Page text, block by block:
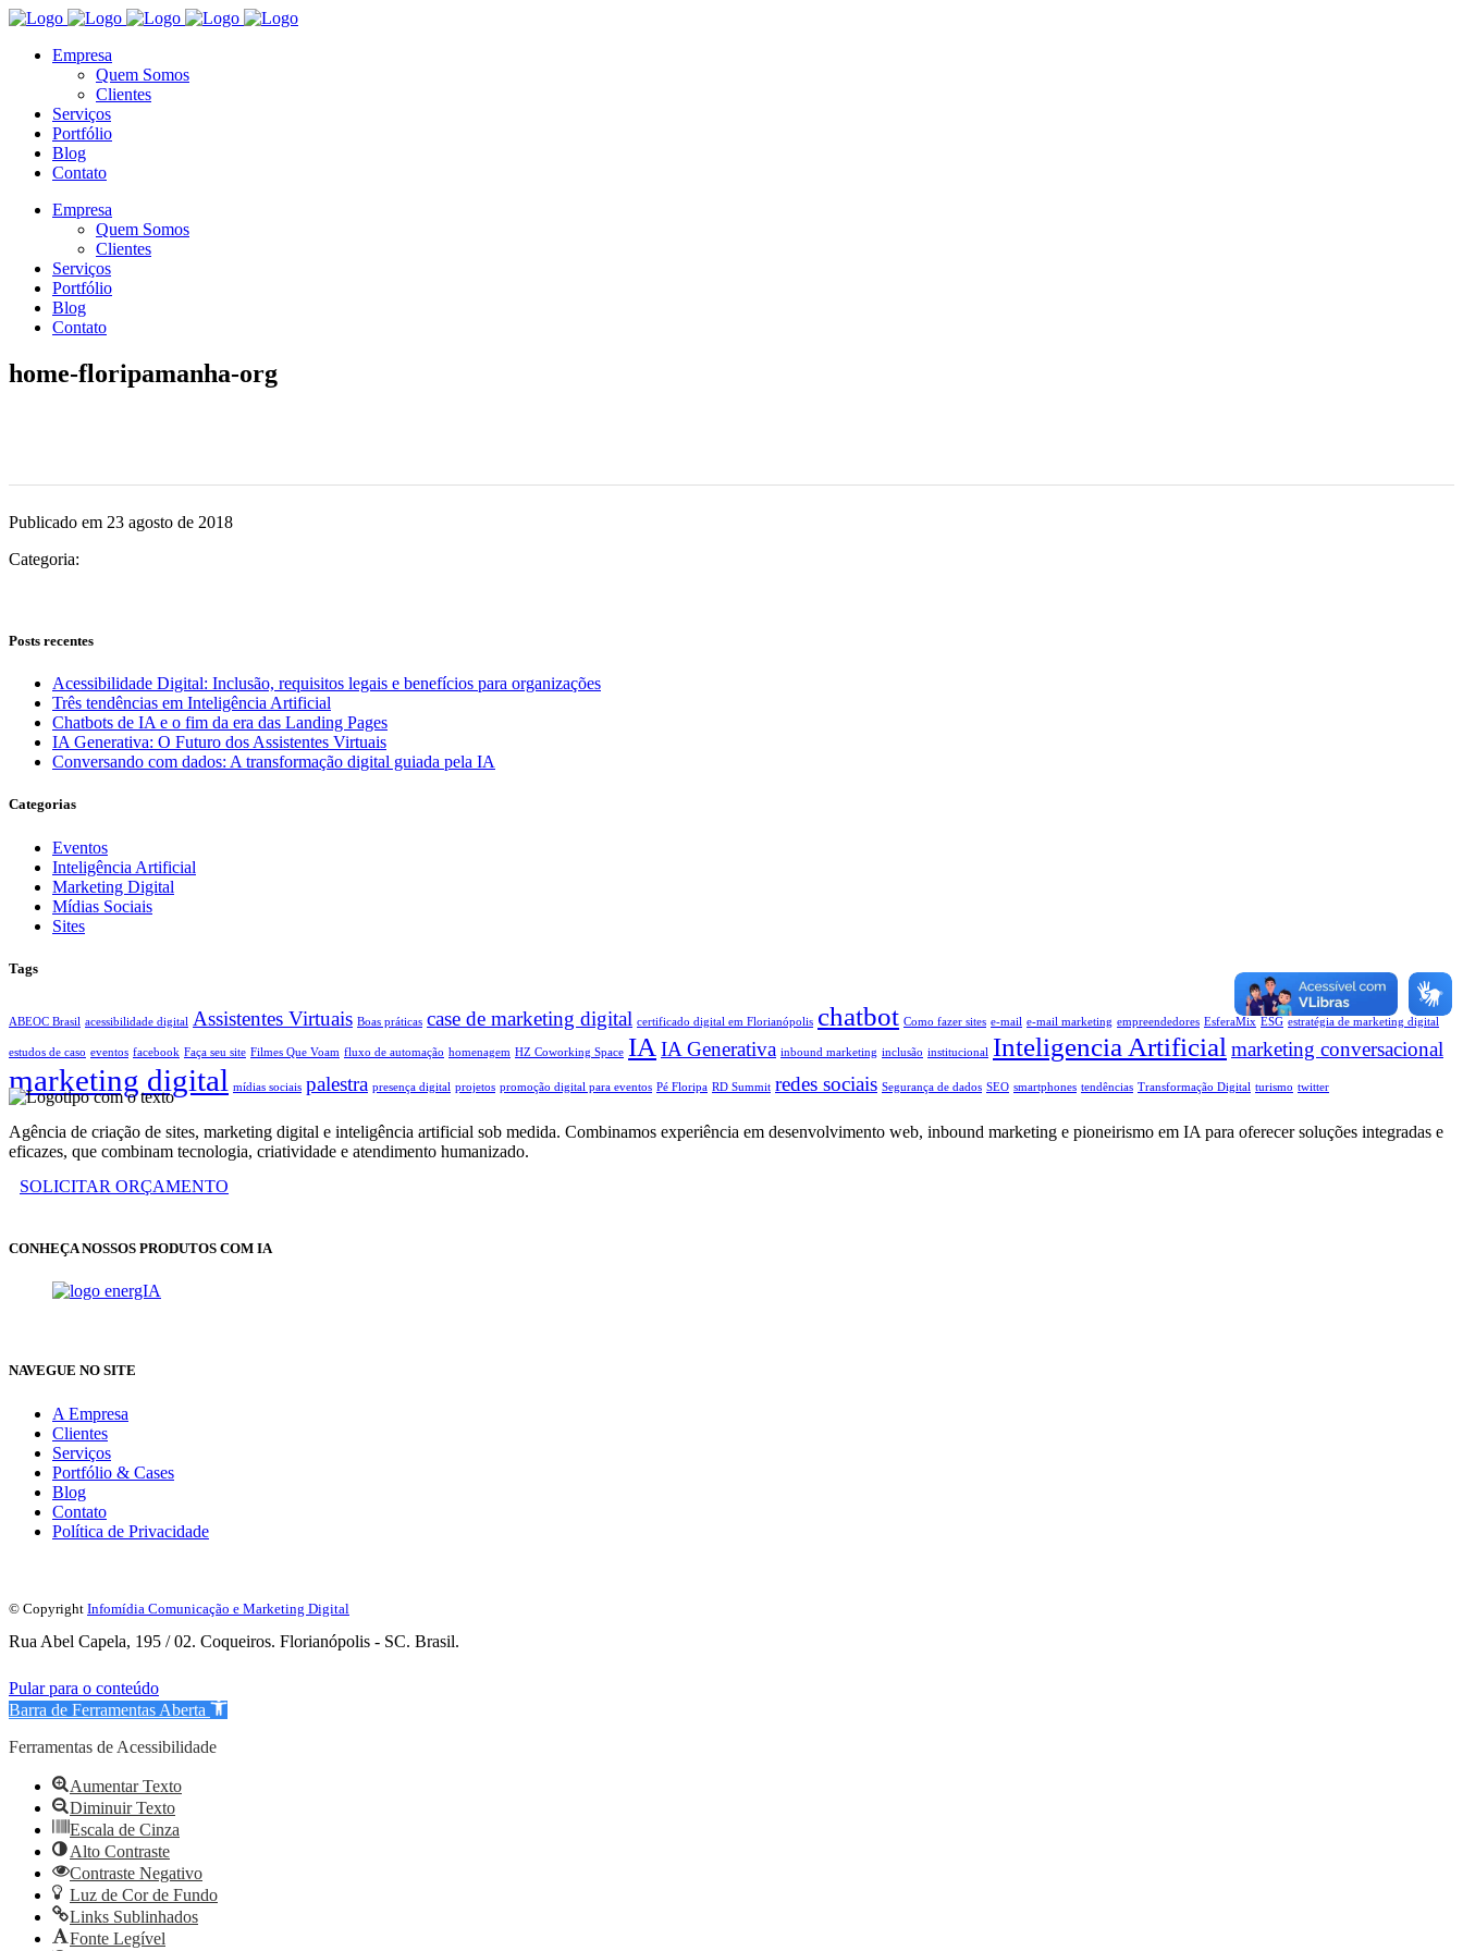
Empresa
Quem Somos
Clientes
Serviços
Portfólio
Blog
Contato
Empresa
Quem Somos
Clientes
Serviços
Portfólio
Blog
Contato
home-floripamanha-org
Publicado em 23 agosto de 2018
Categoria:
Posts recentes
Acessibilidade Digital: Inclusão, requisitos legais e benefícios para organizações
Três tendências em Inteligência Artificial
Chatbots de IA e o fim da era das Landing Pages
IA Generativa: O Futuro dos Assistentes Virtuais
Conversando com dados: A transformação digital guiada pela IA
Categorias
Eventos
Inteligência Artificial
Marketing Digital
Mídias Sociais
Sites
Tags
ABEOC Brasil acessibilidade digital Assistentes Virtuais Boas práticas case de marketing digital certificado digital em Florianópolis chatbot Como fazer sites e-mail e-mail marketing empreendedores EsferaMix ESG estratégia de marketing digital
estudos de caso eventos facebook Faça seu site Filmes Que Voam fluxo de automação homenagem HZ Coworking Space IA IA Generativa inbound marketing inclusão institucional Inteligencia Artificial marketing conversacional
marketing digital mídias sociais palestra presença digital projetos promoção digital para eventos Pé Floripa RD Summit redes sociais Segurança de dados SEO smartphones tendências Transformação Digital turismo twitter
Agência de criação de sites, marketing digital e inteligência artificial sob medida. Combinamos experiência em desenvolvimento web, inbound marketing e pioneirismo em IA para oferecer soluções integradas e
eficazes, que combinam tecnologia, criatividade e atendimento humanizado.
SOLICITAR ORÇAMENTO
CONHEÇA NOSSOS PRODUTOS COM IA
NAVEGUE NO SITE
A Empresa
Clientes
Serviços
Portfólio & Cases
Blog
Contato
Política de Privacidade
© Copyright Infomídia Comunicação e Marketing Digital
Rua Abel Capela, 195 / 02. Coqueiros. Florianópolis - SC. Brasil.
Pular para o conteúdo
Barra de Ferramentas Aberta
Ferramentas de Acessibilidade
Aumentar Texto
Diminuir Texto
Escala de Cinza
Alto Contraste
Contraste Negativo
Luz de Cor de Fundo
Links Sublinhados
Fonte Legível